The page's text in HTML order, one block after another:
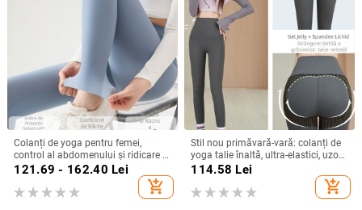
Colanți de yoga pentru femei,
control al abdomenului și ridicare a
feselor, croi slim, subțiri, pentru vară
121.69 - 162.40 Lei
add_shopping_cart
Stil nou primăvară-vară: colanți de
yoga talie înaltă, ultra-elastici, uzor
ajkule, efect 3D, lungime scurtă,
114.58 Lei
add_shopping_cart